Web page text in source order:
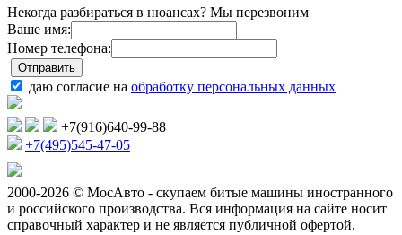
Некогда разбираться в нюансах? Мы перезвоним
Ваше имя:
Номер телефона:
даю согласие на обработку персональных данных
+7(916)640-99-88
+7(495)545-47-05
2000-2026 © МосАвто - скупаем битые машины иностранного
и российского производства. Вся информация на сайте носит
справочный характер и не является публичной офертой.